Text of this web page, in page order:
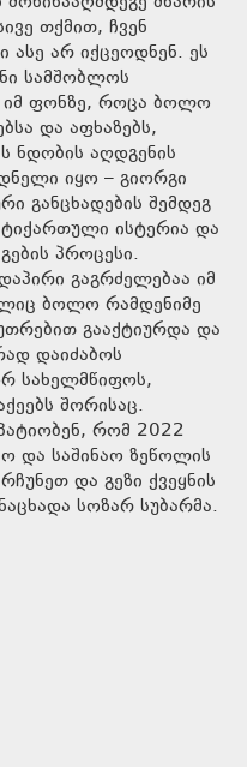
თქმით, ჩვენ
ასე არ იქცეოდნენ. ეს
სამშობლოს
იმ ფონზე, როცა ბოლო
და აფხაზებს,
ნდობის აღდგენის
იყო – გიორგი
განცხადების შემდეგ
ისტერია და
პროცესი.
გაგრძელებაა იმ
ბოლო რამდენიმე
გააქტიურდა და
დაიძაბოს
სახელმწიფოს,
შორისაც.
რომ 2022
და საშინაო ზეწოლის
და გეზი ქვეყნის
სოზარ სუბარმა.